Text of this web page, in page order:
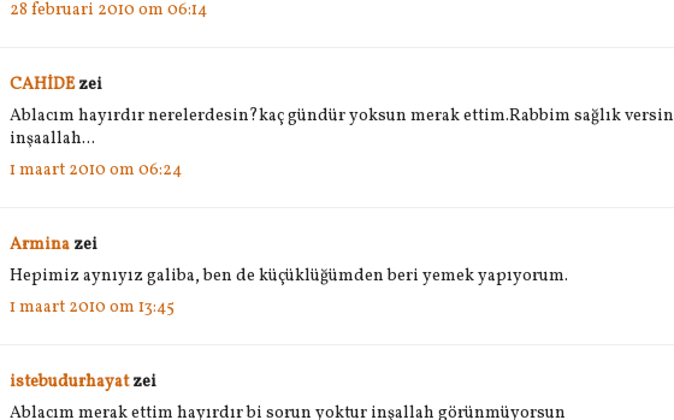
28 februari 2010 om 06:14
CAHİDEzei
Ablacım hayırdır nerelerdesin?kaç gündür yoksun merak ettim.Rabbim sağlık versin
inşaallah...
1 maart 2010 om 06:24
Armina zei
Hepimiz aynıyız galiba, ben de küçüklüğümden beri yemek yapıyorum.
1 maart 2010 om 13:45
istebudurhayatzei
Ablacım merak ettim hayırdır bi sorun yoktur inşallah görünmüyorsun